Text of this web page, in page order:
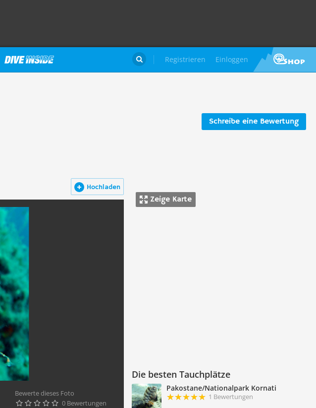
Registrieren Einloggen

Schreibe eine Bewertung
Zeige Karte
Die besten Tauchplätze
Pakostane/Nationalpark Kornati
1 Bewertungen
Hochladen
Bewerte dieses Foto
     0 Bewertungen